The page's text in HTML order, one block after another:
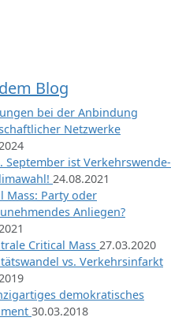
Blog
bei der Anbindung
Netzwerke
September ist Verkehrswende-
24.08.2021
Mass: Party oder
Anliegen?
Critical Mass 27.03.2020
vs. Verkehrsinfarkt
demokratisches
30.03.2018